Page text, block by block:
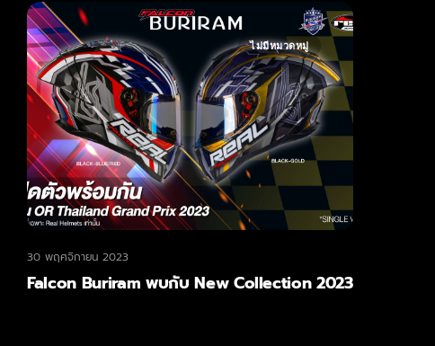
ไม่มีหมวดหมู่
30 พฤศจิกายน 2023
Falcon Buriram พบกับ New Collection 2023